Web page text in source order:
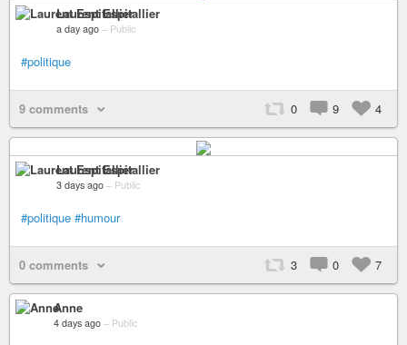
Laurent Espitallier
a day ago – Public
#politique
9 comments 0 9 4
Laurent Espitallier
3 days ago – Public
#politique #humour
0 comments 3 0 7
Anne
4 days ago – Public